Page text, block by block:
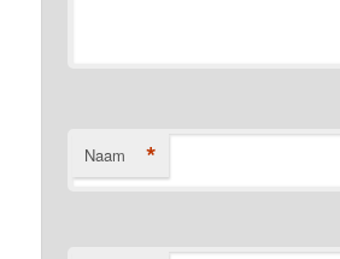
Naam *